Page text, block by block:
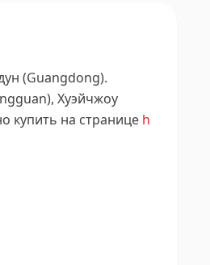
(Guangdong).
Хуэйчжоу
купить на странице h